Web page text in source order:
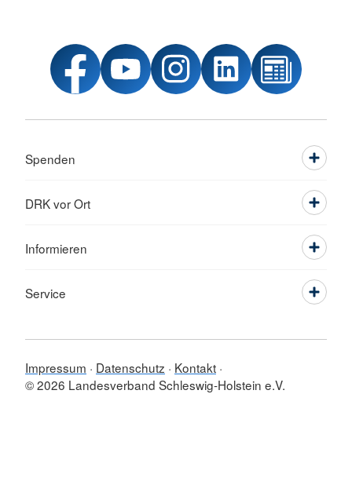
Spenden
DRK vor Ort
Informieren
Service
Impressum Datenschutz
Kontakt
© 2026 Landesverband Schleswig-Holstein e.V.